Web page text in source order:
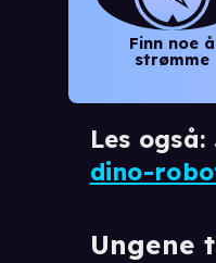
Finn noe å
strømme
Les
dino-
Ungene